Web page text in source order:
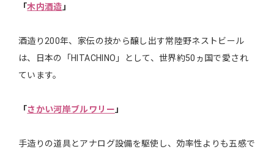
「木内酒造 」
酒造り200年、家伝の技から醸し出す常陸野ネストビール
は、日本の「HITACHINO」として、世界約50ヵ国で愛され
ています。
「さかい河岸ブルワリー 」
手造りの道具とアナログ設備を駆使し、効率性よりも五感で